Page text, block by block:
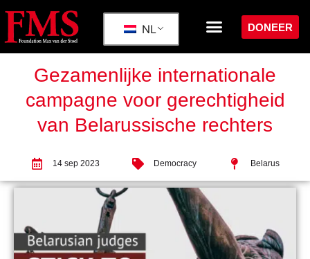
NL DONEER
Gezamenlijke internationale
campagne voor gerechtigheid
van Belarussische rechters
14 sep 2023 Democracy Belarus